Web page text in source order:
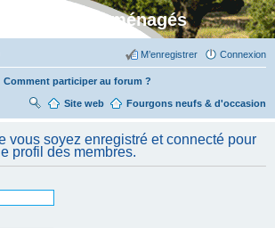
- Vans aménagés
Connexion
M’enregistrer
Comment participer au forum ?
Fourgons neufs & d'occasion
Site web
R
her
ch
er
vous soyez enregistré et connecté pour
profil des membres.